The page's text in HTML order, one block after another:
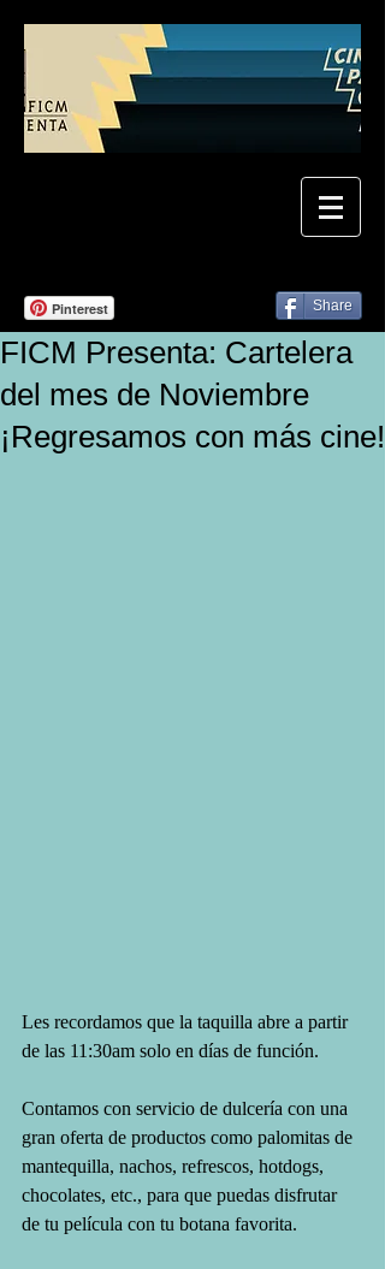
Pinterest Share
FICM Presenta: Cartelera
del mes de Noviembre
¡Regresamos con más cine!
Les recordamos que la taquilla abre a partir
de las 11:30am solo en días de función.
Contamos con servicio de dulcería con una
gran oferta de productos como palomitas de
mantequilla, nachos, refrescos, hotdogs,
chocolates, etc., para que puedas disfrutar
de tu película con tu botana favorita.